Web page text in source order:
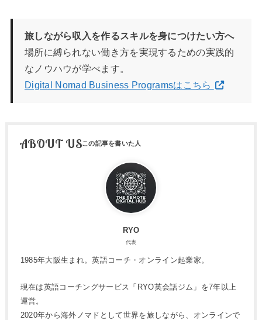
旅しながら収入を作るスキルを身につけたい方へ
場所に縛られない働き方を実現するための実践的
なノウハウが学べます。
Digital Nomad Business Programsはこちら
ABOUT US
RYO
代表
1985年大阪生まれ。英語コーチ・オンライン起業家。
現在は英語コーチングサービス「RYO英会話ジム」を7年以上
運営。
2020年から海外ノマドとして世界を旅しながら、オンラインで